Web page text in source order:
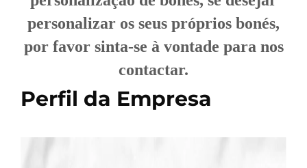
personalizar os seus próprios bonés,
por favor sinta-se à vontade para nos
contactar.
Perfil da Empresa